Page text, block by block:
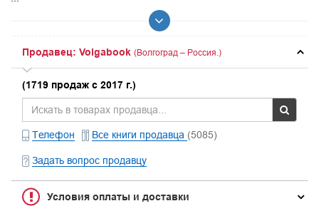
Продавец: Volgabook (Волгоград – Россия.)
(1719 продаж с 2017 г.)
Телефон Все книги продавца (5085)
Задать вопрос продавцу
Условия оплаты и доставки